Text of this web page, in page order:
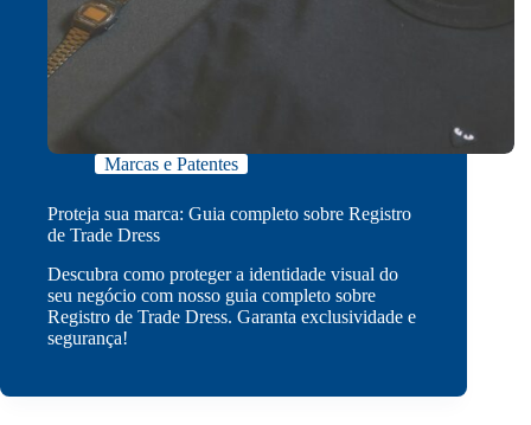
Marcas e Patentes
Proteja sua marca: Guia completo sobre Registro
de Trade Dress
Descubra como proteger a identidade visual do
seu negócio com nosso guia completo sobre
Registro de Trade Dress. Garanta exclusividade e
segurança!